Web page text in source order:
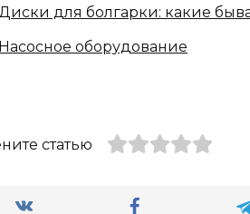
Диски для болгарки: какие
Насосное оборудование
статью